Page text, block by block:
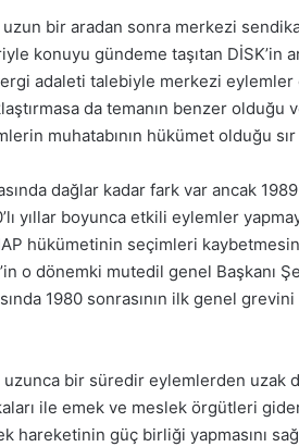
bir aradan sonra merkezi
konuyu gündeme taşıtan DİSK’in
adaleti talebiyle merkezi eylemler
da temanın benzer olduğu
muhatabının hükümet olduğu
dağlar kadar fark var ancak
yıllar boyunca etkili eylemler
hükümetinin seçimleri
o dönemki mutedil genel Başkanı
1980 sonrasının ilk genel
bir süredir eylemlerden uzak
ile emek ve meslek örgütleri
hareketinin güç birliği yapmasını